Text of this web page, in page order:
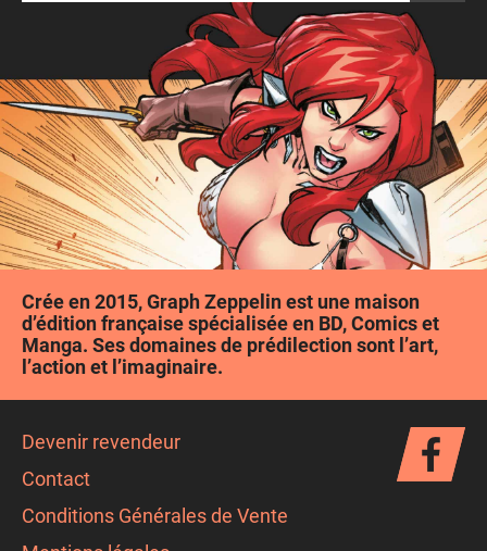
Ajouter au panier
Crée en 2015, Graph Zeppelin est une maison
d’édition française spécialisée en BD, Comics et
Manga. Ses domaines de prédilection sont l’art,
l’action et l’imaginaire.
Devenir revendeur
Contact
Conditions Générales de Vente